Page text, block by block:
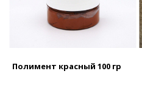
Полимент красный 100 гр